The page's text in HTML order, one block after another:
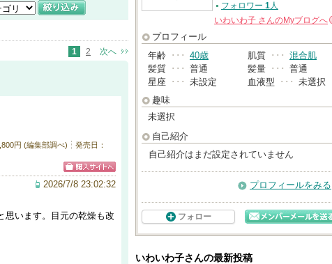
1 2 次へ
円 (編集部調べ)
発売日：
2026/7/8 23:02:32
思います。目元の乾燥も改
フォロワー 1人
いわいわ子 さんのMyブログへ
プロフィール
年齢 ･･･ 40歳 肌質 ･･･ 混合肌
髪質 ･･･ 普通 髪量 ･･･ 普通
星座 ･･･ 未設定 血液型 ･･･ 未選択
趣味
未選択
自己紹介
自己紹介はまだ設定されていません
プロフィールをみる
フォロー
いわいわ子さんの最新投稿